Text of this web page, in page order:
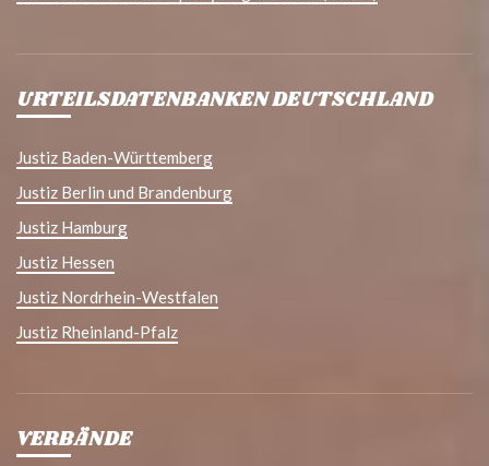
URTEILSDATENBANKEN DEUTSCHLAND
Justiz Baden-Württemberg
Justiz Berlin und Brandenburg
Justiz Hamburg
Justiz Hessen
Justiz Nordrhein-Westfalen
Justiz Rheinland-Pfalz
VERBÄNDE